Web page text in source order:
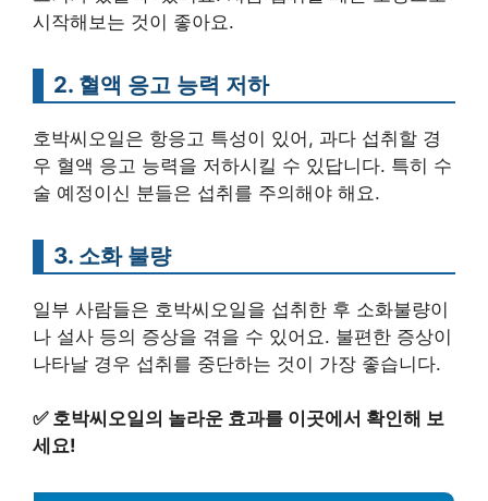
시작해보는 것이 좋아요.
2. 혈액 응고 능력 저하
호박씨오일은 항응고 특성이 있어, 과다 섭취할 경
우 혈액 응고 능력을 저하시킬 수 있답니다. 특히 수
술 예정이신 분들은 섭취를 주의해야 해요.
3. 소화 불량
일부 사람들은 호박씨오일을 섭취한 후 소화불량이
나 설사 등의 증상을 겪을 수 있어요. 불편한 증상이
나타날 경우 섭취를 중단하는 것이 가장 좋습니다.
✅ 호박씨오일의 놀라운 효과를 이곳에서 확인해 보
세요!